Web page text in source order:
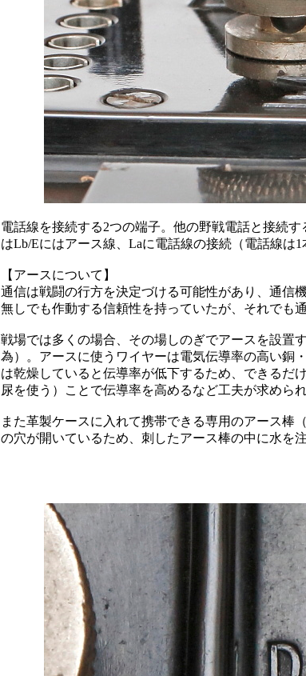
電話線を接続する2つの端子。他の野戦電話と接続
はLb/Eにはアース線、Laに電話線の接続（電話線は1
【アースについて】
通信は戦闘の行方を決定づける可能性があり、通信
無しでも作動する信頼性を持っていたが、それでも
戦場では多くの場合、その場しのぎでアースを設置
為）。アースに使うワイヤーは電気伝導率の高い銅
は乾燥していると伝導率が低下するため、できるだ
尿を使う）ことで伝導率を高めるなど工夫が求められ
また革製ケースに入れて携帯できる専用のアース棒
の穴が開いているため、刺したアース棒の中に水を